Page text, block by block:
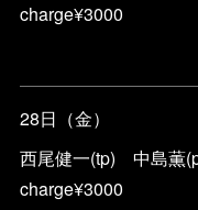
charge¥3000
28日（金）
西尾健一(tp) 中島
charge¥3000